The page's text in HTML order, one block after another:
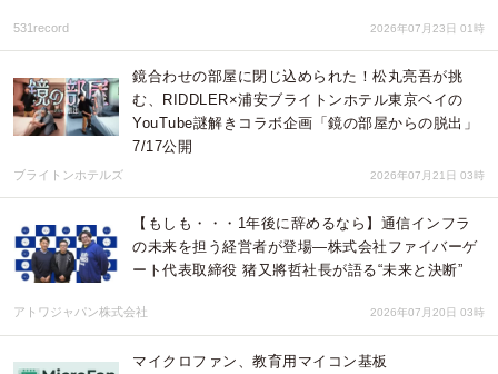
531record 2026年07月23日 01時
鏡合わせの部屋に閉じ込められた！松丸亮吾が挑
む、RIDDLER×浦安ブライトンホテル東京ベイの
YouTube謎解きコラボ企画「鏡の部屋からの脱出」
7/17公開
ブライトンホテルズ 2026年07月21日 03時
【もしも・・・1年後に辞めるなら】通信インフラ
の未来を担う経営者が登場—株式会社ファイバーゲ
ート代表取締役 猪又將哲社長が語る“未来と決断”
アトワジャパン株式会社 2026年07月20日 03時
マイクロファン、教育用マイコン基板